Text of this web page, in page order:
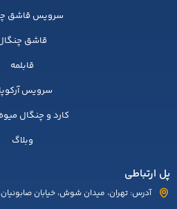
سرویس قاشق
قاشق
قابلمه
سرویس
کارد و چنگال
وبلاگ
پل ارتباطی
آدرس: تهران، میدان شوش، خیابان صابونیان،